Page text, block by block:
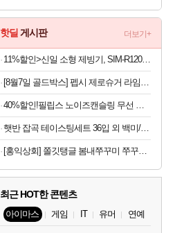
핫딜 게시판 더보기+
11%할인>신일 소형 제빙기, SIM-R120BH, 본품만
[8월7일 골드박스] 펩시 제로슈거 라임향 무라벨, 300ml, 20개
40%할인!필립스 노이즈캔슬링 무선 헤드셋 TAH8000 블랙
햇반 잡곡 테이스팅세트 36입 외 백미/잡곡 36개,24개 실속구성
[홍익상회] 쫄깃탱글 봄내쭈꾸미 쭈꾸미볶음 300g x 3팩
최근 HOT한 콘텐츠
아이마스 게임 IT 유머 연예